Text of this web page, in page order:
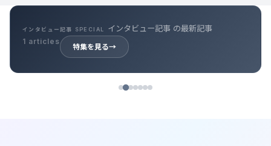
キャリア記事 SPECIAL キャリア記事 の最新記事
39 articles
特集を見る→